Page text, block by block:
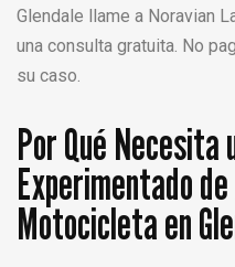
Glendale llame a Noravian
una consulta gratuita. No
su caso.
Por Qué Necesita
Experimentado
Motocicleta en